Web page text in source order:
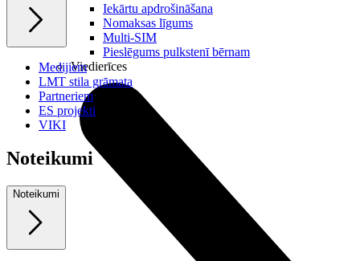
Iekārtu apdrošināšana
Nomaksas līgums
Multi-SIM
Pieslēgums pulkstenī bērnam
Viedierīces
Medijiem
LMT stila grāmata
Partneriem
ES projekti
VIKI
Noteikumi
Noteikumi